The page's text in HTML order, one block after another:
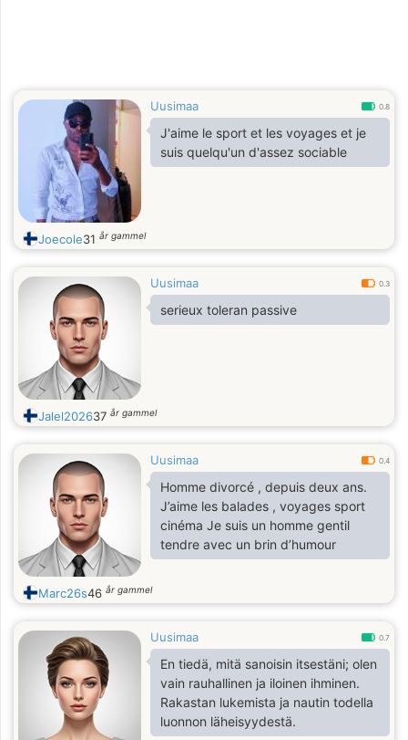
Uusimaa 0.8
J'aime le sport et les voyages et je
suis quelqu'un d'assez sociable
Joecole31 år gammel
Uusimaa 0.3
serieux toleran passive
Jalel202637 år gammel
Uusimaa 0.4
Homme divorcé , depuis deux ans.
J’aime les balades , voyages sport
cinéma Je suis un homme gentil
tendre avec un brin d’humour
Marc26s46 år gammel
Uusimaa 0.7
En tiedä, mitä sanoisin itsestäni; olen
vain rauhallinen ja iloinen ihminen.
Rakastan lukemista ja nautin todella
luonnon läheisyydestä.